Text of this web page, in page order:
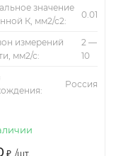
значение
К, мм2/с2:
0.01
измерений
мм2/с:
2 —
10
Россия
₽ /шт.